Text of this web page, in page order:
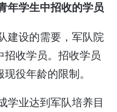
年学生中招收的学员
建设的需要，军队院
收学员。招收学员
役年龄的限制。
学业达到军队培养目